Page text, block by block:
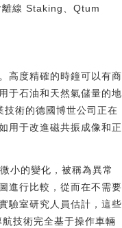
線 Staking、Qtum
高度精確的時鐘可以有商
于石油和天然氣儲量的地
術的德國博世公司正在
用于改進磁共振成像和正
小的變化，被稱為異常
進行比較，從而在不需要
驗室研究人員估計，這些
技術完全基于操作車輛